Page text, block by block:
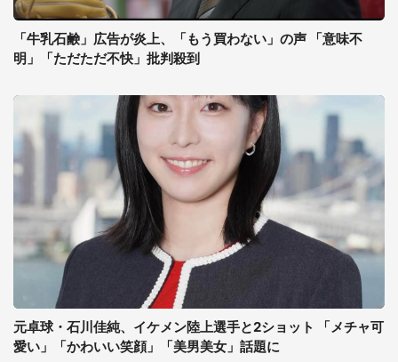
「牛乳石鹸」広告が炎上、「もう買わない」の声 「意味不
明」「ただただ不快」批判殺到
元卓球・石川佳純、イケメン陸上選手と2ショット 「メチャ可
愛い」「かわいい笑顔」「美男美女」話題に